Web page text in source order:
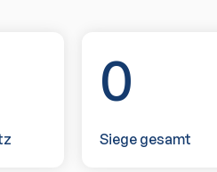
0
Siege gesamt